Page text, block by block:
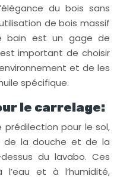
du bois sans
de bois massif
bain est un gage de
important de choisir
et de les
spécifique.
le carrelage:
pour le sol,
de la douche et de la
du lavabo. Ces
et à l’humidité,